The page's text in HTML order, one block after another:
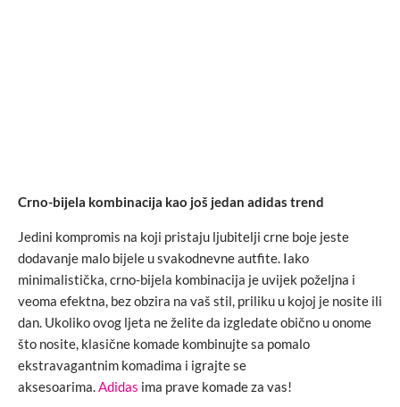
Crno-bijela kombinacija kao još jedan adidas trend
Jedini kompromis na koji pristaju ljubitelji crne boje jeste
dodavanje malo bijele u svakodnevne autfite. Iako
minimalistička, crno-bijela kombinacija je uvijek poželjna i
veoma efektna, bez obzira na vaš stil, priliku u kojoj je nosite ili
dan. Ukoliko ovog ljeta ne želite da izgledate obično u onome
što nosite, klasične komade kombinujte sa pomalo
ekstravagantnim komadima i igrajte se
aksesoarima. Adidas ima prave komade za vas!